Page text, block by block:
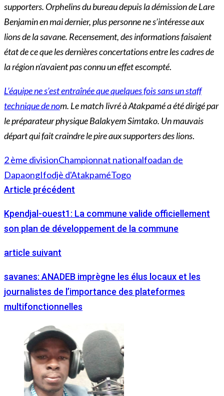
supporters. Orphelins du bureau depuis la démission de Lare
Benjamin en mai dernier, plus personne ne s’intéresse aux
lions de la savane. Recensement, des informations faisaient
état de ce que les dernières concertations entre les cadres de
la région n’avaient pas connu un effet escompté.
L’équipe ne s’est entraînée que quelques fois sans un staff
technique de nom. Le match livré à Atakpamé a été dirigé par
le préparateur physique Balakyem Simtako. Un mauvais
départ qui fait craindre le pire aux supporters des lions.
2 ème divisionChampionnat nationalfoadan de
DapaongIfodjè d'AtakpaméTogo
Article précédent
Kpendjal-ouest1: La commune valide officiellement
son plan de développement de la commune
article suivant
savanes: ANADEB imprègne les élus locaux et les
journalistes de l’importance des plateformes
multifonctionnelles